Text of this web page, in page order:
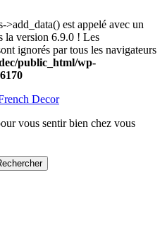
>add_data() est appelé avec un
la version 6.9.0 ! Les
ignorés par tous les navigateurs
public_html/wp-
6170
Decor
vous sentir bien chez vous